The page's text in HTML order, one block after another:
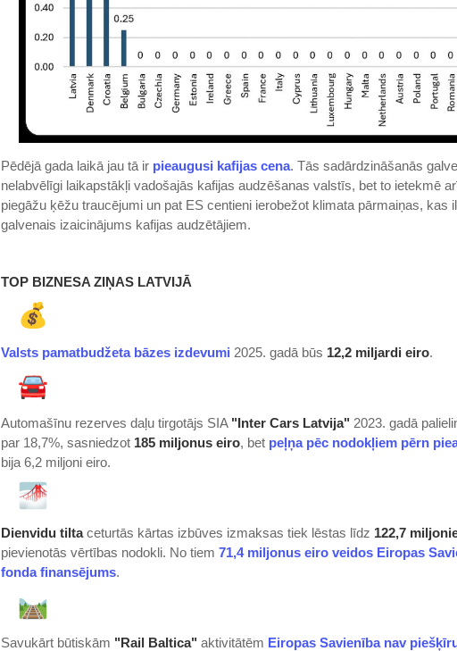
Pēdējā gada laikā jau tā ir pieaugusi kafijas cena. Tās sadārdzināšanās
nelabvēlīgi laikapstākļi vadošajās kafijas audzēšanas valstīs, bet to ietekmē
piegāžu ķēžu traucējumi un pat ES centieni ierobežot klimata pārmaiņas, kas
galvenais izaicinājums kafijas audzētājiem.
TOP BIZNESA ZIŅAS LATVIJĀ
Valsts pamatbudžeta bāzes izdevumi 2025. gadā būs 12,2 miljardi eiro.
Automašīnu rezerves daļu tirgotājs SIA "Inter Cars Latvija" 2023. gadā
par 18,7%, sasniedzot 185 miljonus eiro, bet peļņa pēc nodokļiem pērn
bija 6,2 miljoni eiro.
Dienvidu tiltaceturtās kārtas izbūves izmaksas tiek lēstas līdz 122,7
pievienotās vērtības nodokli. No tiem 71,4 miljonus eiro veidos Eiropas
fonda finansējums.
Savukārt būtiskām "Rail Baltica" aktivitātēm Eiropas Savienība nav